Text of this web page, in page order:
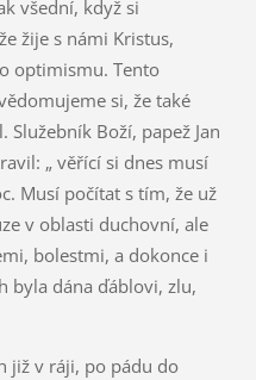
všední, když si
žije s námi Kristus,
optimismu. Tento
si, že také
Boží, papež Jan
„ věřící si dnes musí
Musí počítat s tím, že už
v oblasti duchovní, ale
bolestmi, a dokonce i
byla dána ďáblovi, zlu,
již v ráji, po pádu do